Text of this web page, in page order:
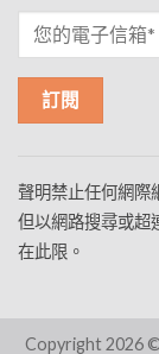
聲明禁止任何網際
但以網路搜尋或超
在此限。
Copyright 2026